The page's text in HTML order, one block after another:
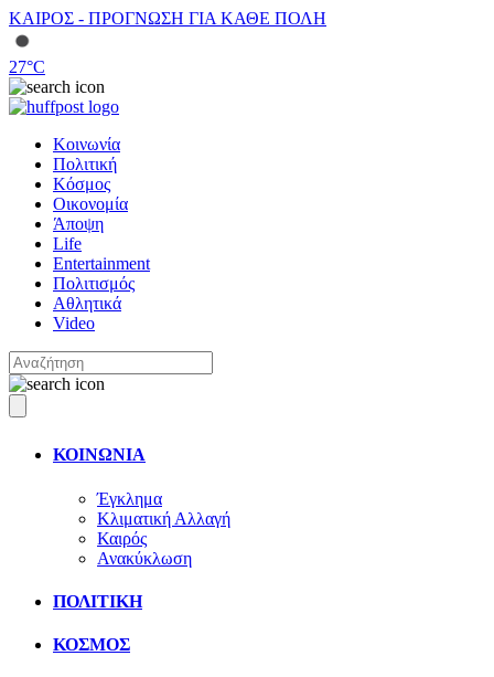
ΚΑΙΡΟΣ - ΠΡΟΓΝΩΣΗ ΓΙΑ ΚΑΘΕ ΠΟΛΗ
27°C
Κοινωνία
Πολιτική
Κόσμος
Οικονομία
Άποψη
Life
Entertainment
Πολιτισμός
Αθλητικά
Video
ΚΟΙΝΩΝΙΑ
Έγκλημα
Κλιματική Αλλαγή
Καιρός
Ανακύκλωση
ΠΟΛΙΤΙΚΗ
ΚΟΣΜΟΣ